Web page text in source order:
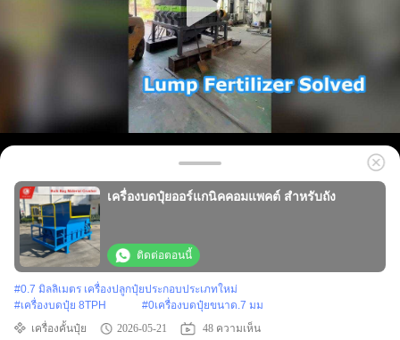
เครื่องบดปุ๋ยออร์แกนิคคอมแพคต์ สําหรับถัง
ติดต่อตอนนี้
#0.7 มิลลิเมตร เครื่องปลูกปุ๋ยประกอบประเภทใหม่
#เครื่องบดปุ๋ย 8TPH #0เครื่องบดปุ๋ยขนาด.7 มม
เครื่องคั้นปุ๋ย
2026-05-21 48 ความเห็น